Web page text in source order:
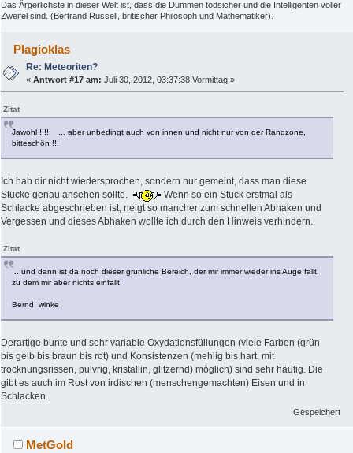
Das Ärgerlichste in dieser Welt ist, dass die Dummen todsicher und die Intelligenten voller
Zweifel sind. (Bertrand Russell, britischer Philosoph und Mathematiker).
Plagioklas
Re: Meteoriten?
«Antwort #17 am: Juli 30, 2012, 03:37:38 Vormittag »
Zitat
Jawohl !!!! ... aber unbedingt auch von innen und nicht nur von der Randzone,
bitteschön !!!
Ich hab dir nicht wiedersprochen, sondern nur gemeint, dass man diese
Stücke genau ansehen sollte.
Wenn so ein Stück erstmal als
Schlacke abgeschrieben ist, neigt so mancher zum schnellen Abhaken und
Vergessen und dieses Abhaken wollte ich durch den Hinweis verhindern.
Zitat
... und dann ist da noch dieser grünliche Bereich, der mir immer wieder ins Auge fällt,
zu dem mir aber nichts einfällt!
Bernd winke
Derartige bunte und sehr variable Oxydationsfüllungen (viele Farben (grün
bis gelb bis braun bis rot) und Konsistenzen (mehlig bis hart, mit
trocknungsrissen, pulvrig, kristallin, glitzernd) möglich) sind sehr häufig. Die
gibt es auch im Rost von irdischen (menschengemachten) Eisen und in
Schlacken.
Gespeichert
MetGold